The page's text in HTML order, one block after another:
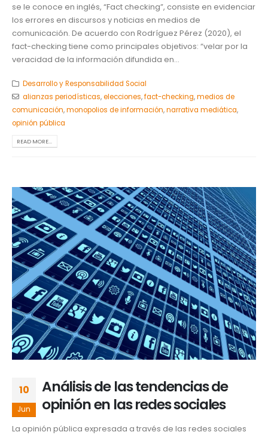
se le conoce en inglés, “Fact checking”, consiste en evidenciar
los errores en discursos y noticias en medios de
comunicación. De acuerdo con Rodríguez Pérez (2020), el
fact-checking tiene como principales objetivos: “velar por la
veracidad de la información difundida en...
Desarrollo y Responsabilidad Social
alianzas periodísticas,elecciones,fact-checking,medios de
comunicación,monopolios de información,narrativa mediática,
opinión pública
READ MORE...
10
Jun
Análisis de las tendencias de
opinión en las redes sociales
La opinión pública expresada a través de las redes sociales